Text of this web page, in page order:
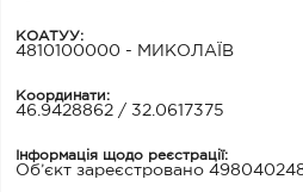
КОАТУУ:
4810100000 - МИКОЛАЇВ
Координати:
46.9428862 / 32.0617375
Інформація щодо реєстрації:
Об’єкт зареєстровано